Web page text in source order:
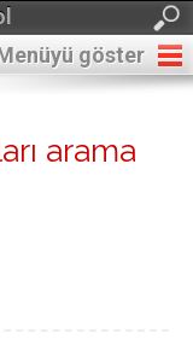
göster
arama